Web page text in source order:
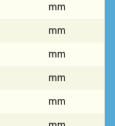
mm
mm
mm
mm
mm